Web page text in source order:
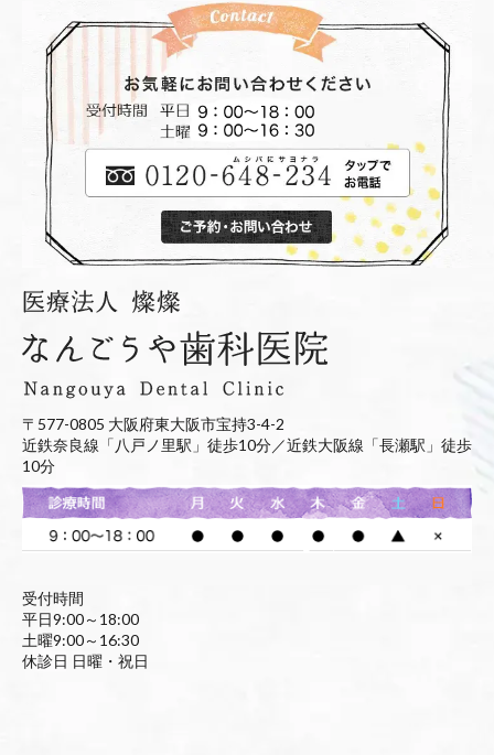
〒577-0805 大阪府東大阪市宝持3-4-2
近鉄奈良線「八戸ノ里駅」徒歩10分／近鉄大阪線「長瀬駅」徒歩
10分
受付時間
平日9:00～18:00
土曜9:00～16:30
休診日 日曜・祝日